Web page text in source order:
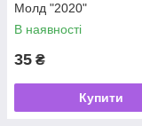
Молд "2020"
В наявності
35 ₴
Купити